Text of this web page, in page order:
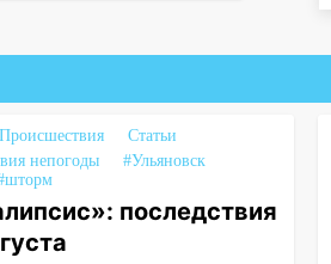
шторма:
и
остановку
Происшествия
Статьи
непогоды
#Ульяновск
последствия